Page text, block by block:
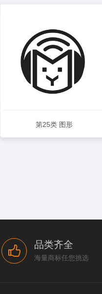
第25类 图形
品类齐全
海量商标任您挑选